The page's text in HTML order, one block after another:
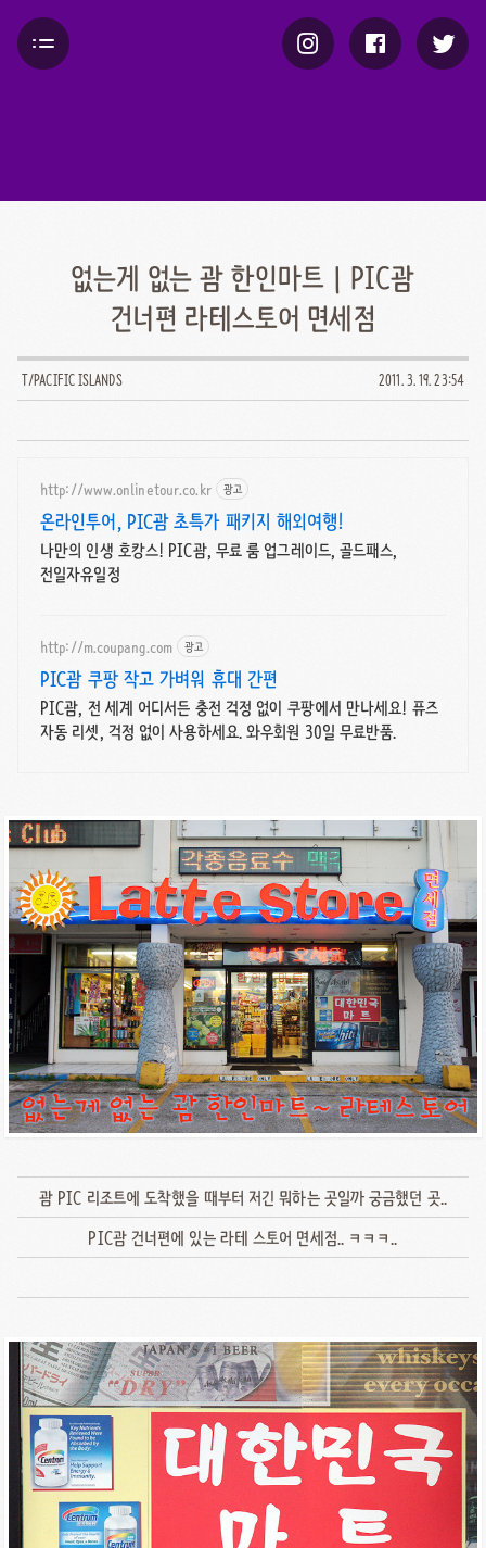
없는게 없는 괌 한인마트 | PIC괌
건너편 라테스토어 면세점
T/PACIFIC ISLANDS 2011. 3. 19. 23:54
http://www.onlinetour.co.kr 광고
온라인투어, PIC괌 초특가 패키지 해외여행!
나만의 인생 호캉스! PIC괌, 무료 룸 업그레이드, 골드패스,
전일자유일정
http://m.coupang.com 광고
PIC괌 쿠팡 작고 가벼워 휴대 간편
PIC괌, 전 세계 어디서든 충전 걱정 없이 쿠팡에서 만나세요! 퓨즈
자동 리셋, 걱정 없이 사용하세요. 와우회원 30일 무료반품.
괌 PIC 리조트에 도착했을 때부터 저긴 뭐하는 곳일까 궁금했던 곳..
PIC괌 건너편에 있는 라테 스토어 면세점.. ㅋㅋㅋ..